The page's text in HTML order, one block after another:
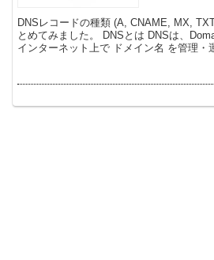
DNSレコードの種類 (A, CNAME, MX,
とめてみました。 DNSとは DNSは、
インターネット上で ドメイン名 を管理・